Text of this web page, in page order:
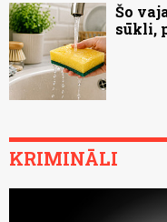
Šo
sūkli,
KRIMINĀLI